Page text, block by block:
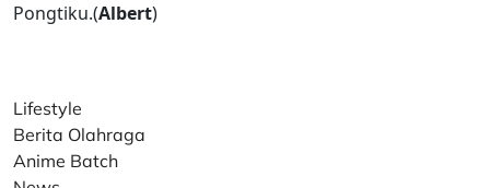
Pongtiku.(Albert)
Lifestyle
Berita Olahraga
Anime Batch